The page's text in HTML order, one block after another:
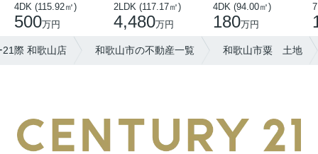
4DK (115.92㎡)
500万円
2LDK (117.17㎡)
4,480万円
4DK (94.00㎡)
180万円
際 和歌山店 和歌山市の不動産一覧 和歌山市粟 土地